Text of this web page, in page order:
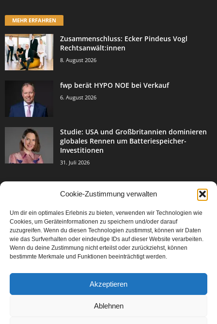
Cookie-Zustimmung verwalten
Um dir ein optimales Erlebnis zu bieten, verwenden wir Technologien wie
Cookies, um Geräteinformationen zu speichern und/oder darauf
zuzugreifen. Wenn du diesen Technologien zustimmst, können wir Daten
wie das Surfverhalten oder eindeutige IDs auf dieser Website verarbeiten.
Wenn du deine Zustimmung nicht erteilst oder zurückziehst, können
bestimmte Merkmale und Funktionen beeinträchtigt werden.
Akzeptieren
Ablehnen
MEHR ERFAHREN
Zusammenschluss: Ecker Pindeus Vogl
Rechtsanwält:innen
8. August 2026
fwp berät HYPO NOE bei Verkauf
6. August 2026
Studie: USA und Großbritannien dominieren
globales Rennen um Batteriespeicher-
Investitionen
31. Juli 2026
Events & Success 3004
Breaking News 2067
Aktuelles
Featured Article
Karriere 567